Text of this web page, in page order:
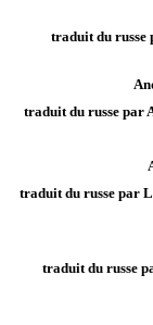
traduit du russe
traduit du russe par
traduit du russe par
traduit du russe